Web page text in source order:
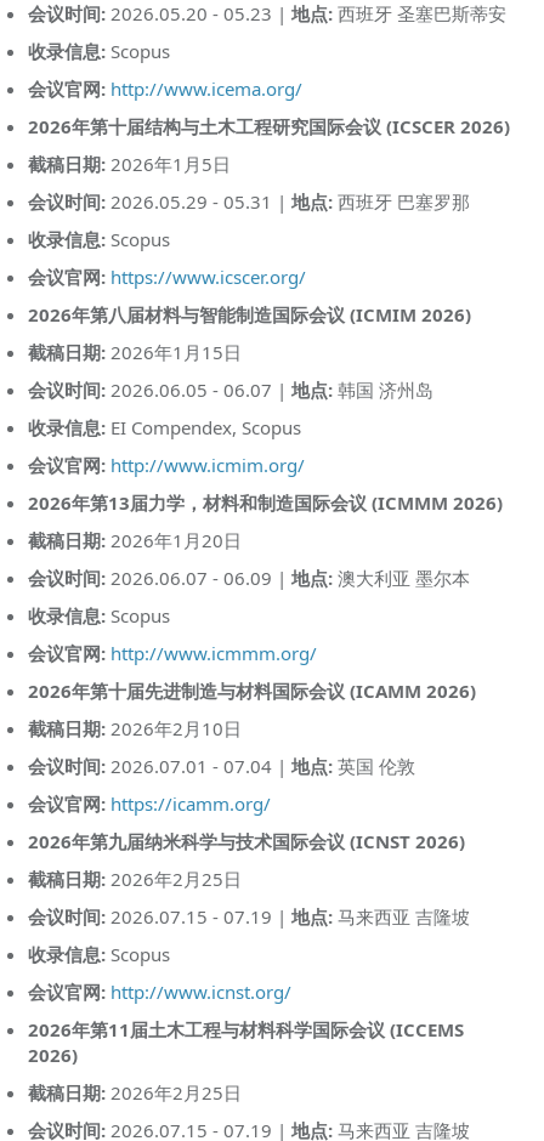
会议时间:2026.05.20 - 05.23 | 地点:西班牙 圣塞巴斯蒂安
收录信息:Scopus
会议官网: http://www.icema.org/
2026年第十届结构与土木工程研究国际会议 (ICSCER 2026)
截稿日期:2026年1月5日
会议时间:2026.05.29 - 05.31 | 地点:西班牙 巴塞罗那
收录信息:Scopus
会议官网: https://www.icscer.org/
2026年第八届材料与智能制造国际会议 (ICMIM 2026)
截稿日期:2026年1月15日
会议时间:2026.06.05 - 06.07 | 地点:韩国 济州岛
收录信息:EI Compendex, Scopus
会议官网: http://www.icmim.org/
2026年第13届力学，材料和制造国际会议 (ICMMM 2026)
截稿日期:2026年1月20日
会议时间:2026.06.07 - 06.09 | 地点:澳大利亚 墨尔本
收录信息:Scopus
会议官网: http://www.icmmm.org/
2026年第十届先进制造与材料国际会议 (ICAMM 2026)
截稿日期:2026年2月10日
会议时间:2026.07.01 - 07.04 | 地点:英国 伦敦
会议官网: https://icamm.org/
2026年第九届纳米科学与技术国际会议 (ICNST 2026)
截稿日期:2026年2月25日
会议时间:2026.07.15 - 07.19 | 地点:马来西亚 吉隆坡
收录信息:Scopus
会议官网: http://www.icnst.org/
2026年第11届土木工程与材料科学国际会议 (ICCEMS
2026)
截稿日期:2026年2月25日
会议时间:2026.07.15 - 07.19 | 地点:马来西亚 吉隆坡